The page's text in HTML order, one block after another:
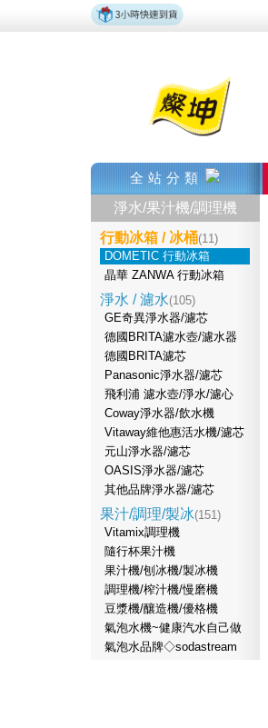
全站分類
淨水/果汁機/調理機
行動冰箱 / 冰桶(11)
DOMETIC 行動冰箱
晶華 ZANWA 行動冰箱
淨水 / 濾水(105)
GE奇異淨水器/濾芯
德國BRITA濾水壺/濾水器
德國BRITA濾芯
Panasonic淨水器/濾芯
飛利浦 濾水壺/淨水/濾心
Coway淨水器/飲水機
Vitaway維他惠活水機/濾芯
元山淨水器/濾芯
OASIS淨水器/濾芯
其他品牌淨水器/濾芯
果汁/調理/製冰(151)
Vitamix調理機
隨行杯果汁機
果汁機/刨冰機/製冰機
調理機/榨汁機/慢磨機
豆漿機/釀造機/優格機
氣泡水機~健康汽水自己做
氣泡水品牌◇sodastream